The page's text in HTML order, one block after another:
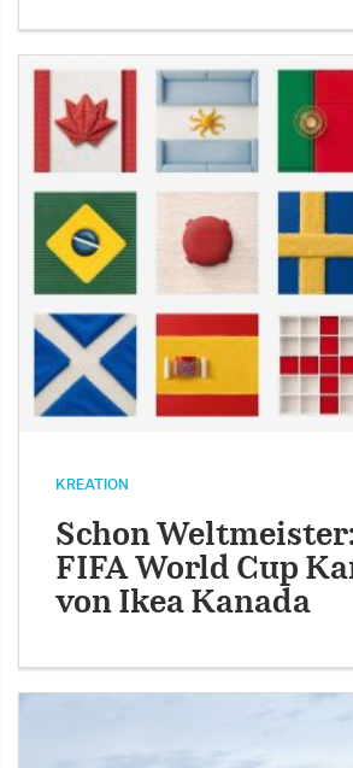
KREATION
Schon
FIFA World Cup
von Ikea Kanada